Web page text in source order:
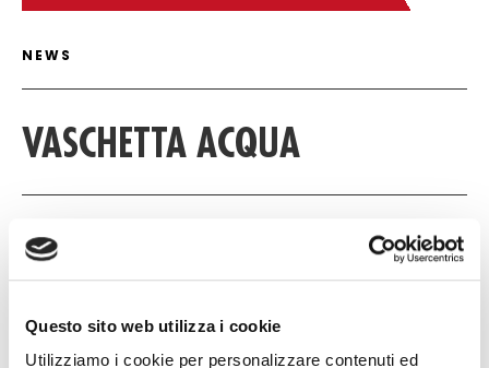
Questo sito web utilizza i cookie
Utilizziamo i cookie per personalizzare contenuti ed
ARTICLE DETAIL
NEWS
VASCHETTA ACQUA
18 FEBBRAIO 2026
Catalogo